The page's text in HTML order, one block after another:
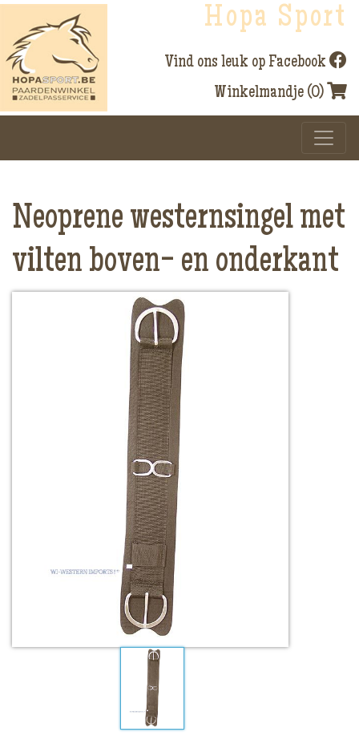
Hopa Sport
Vind ons leuk op Facebook
Winkelmandje (0)
Neoprene westernsingel met
vilten boven- en onderkant